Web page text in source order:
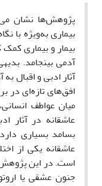
پژوهش‌ها نشان
بیماری به‌ویژه با
بیمار و بیماری
آدمی بینجامد.
آثار ادبی و اقبال
افق‌های تازه‌ای در
میان عواطف
عاشقانه در آثار
بسامد بسیاری
عاشقانه یکی از
است. در این
جنون عشقی یا